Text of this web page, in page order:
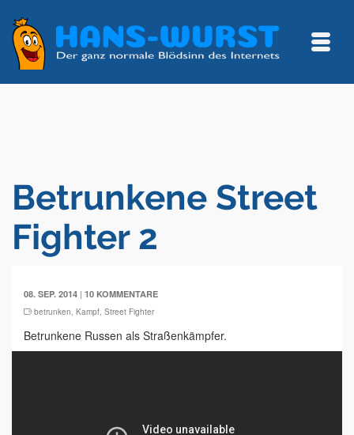
Betrunkene Street
Fighter 2
08. SEP. 2014 | 10 KOMMENTARE
betrunken, Kampf, Street Fighter
Betrunkene Russen als Straßenkämpfer.